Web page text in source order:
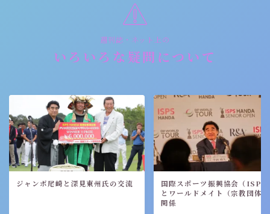
週刊誌・ネット上の
いろいろな疑問について
ジャンボ尾崎と深見東州氏の交流
国際スポーツ振興協会（ISPS
とワールドメイト（宗教団体
関係